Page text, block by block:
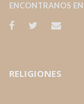
ENCONTRANOS
RELIGIONES